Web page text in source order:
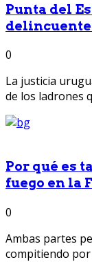
Punta del
0
La justicia
de los ladrones
Por qué es
fuego en la
0
Ambas partes
compitiendo por